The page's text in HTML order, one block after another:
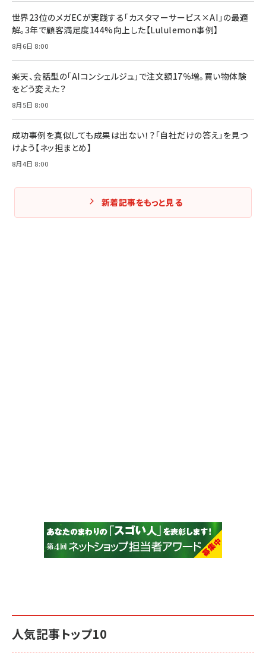
人気記事トップ10
世界23位のメガECが実践する「カスタマーサービス×AI」の最適
解。3年で顧客満足度144%向上した【Lululemon事例】
8月6日 8:00
楽天、会話型の「AIコンシェルジュ」で注文額17％増。買い物体験
をどう変えた？
8月5日 8:00
成功事例を真似しても成果は出ない！？「自社だけの答え」を見つ
けよう【ネッ担まとめ】
8月4日 8:00
新着記事をもっと見る